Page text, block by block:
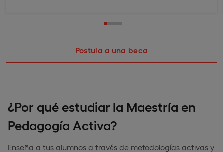
Postula a una beca
¿Por qué estudiar la Maestría en
Pedagogía Activa?
Enseña a tus alumnos a través de metodologías activas y